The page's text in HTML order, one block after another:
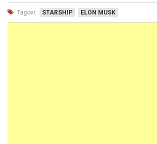
Tagovi: STARSHIP ELON MUSK